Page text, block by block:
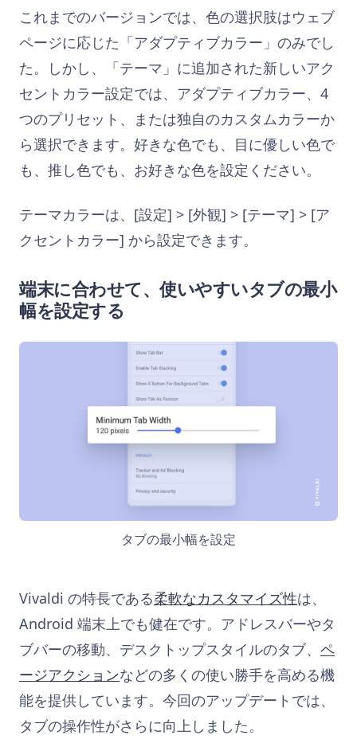
これまでのバージョンでは、色の選択肢はウェブ
ページに応じた「アダプティブカラー」のみでし
た。しかし、「テーマ」に追加された新しいアク
セントカラー設定では、アダプティブカラー、4
つのプリセット、または独自のカスタムカラーか
ら選択できます。好きな色でも、目に優しい色で
も、推し色でも、お好きな色を設定ください。
テーマカラーは、[設定] > [外観] > [テーマ] > [ア
クセントカラー] から設定できます。
端末に合わせて、使いやすいタブの最小
幅を設定する
タブの最小幅を設定
Vivaldi の特長である柔軟なカスタマイズ性は、
Android 端末上でも健在です。アドレスバーやタ
ブバーの移動、デスクトップスタイルのタブ、 ペ
ージアクションなどの多くの使い勝手を高める機
能を提供しています。今回のアップデートでは、
タブの操作性がさらに向上しました。